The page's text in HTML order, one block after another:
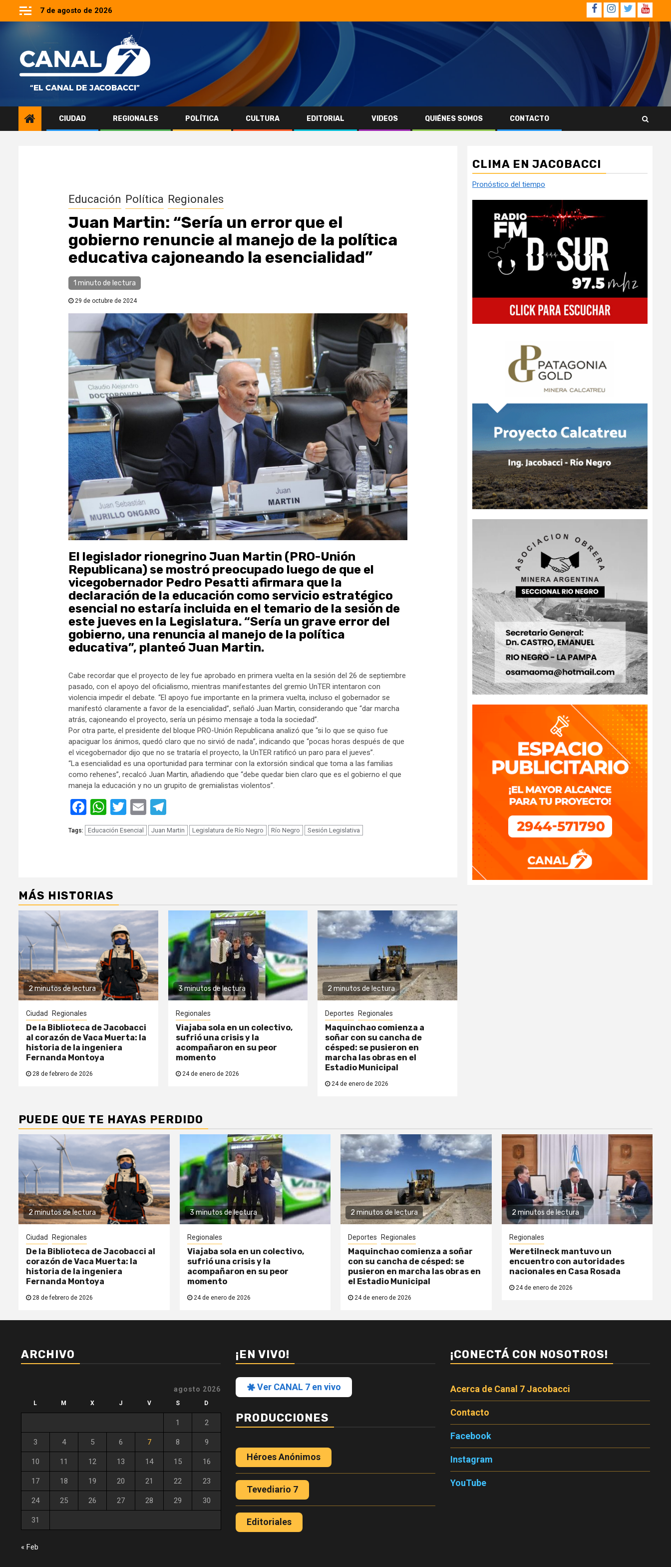
7 de agosto de 2026 Facebook
Instagram
Twitter
CIUDAD REGIONALES POLÍTICA CULTURA EDITORIAL VIDEOS QUIÉNES SOMOS CONTACTO
Educación Política Regionales
Juan Martin: “Sería un error que el
gobierno renuncie al manejo de la política
educativa cajoneando la esencialidad”
1 minuto de lectura
29 de octubre de 2024
El legislador rionegrino Juan Martin (PRO-Unión
Republicana) se mostró preocupado luego de que el
vicegobernador Pedro Pesatti afirmara que la
declaración de la educación como servicio estratégico
esencial no estaría incluida en el temario de la sesión de
este jueves en la Legislatura. “Sería un grave error del
gobierno, una renuncia al manejo de la política
educativa”, planteó Juan Martin.
Cabe recordar que el proyecto de ley fue aprobado en primera vuelta en la sesión del 26 de septiembre
pasado, con el apoyo del oficialismo, mientras manifestantes del gremio UnTER intentaron con
violencia impedir el debate. “El apoyo fue importante en la primera vuelta, incluso el gobernador se
manifestó claramente a favor de la esencialidad”, señaló Juan Martin, considerando que “dar marcha
atrás, cajoneando el proyecto, sería un pésimo mensaje a toda la sociedad”.
Por otra parte, el presidente del bloque PRO-Unión Republicana analizó que “si lo que se quiso fue
apaciguar los ánimos, quedó claro que no sirvió de nada”, indicando que “pocas horas después de que
el vicegobernador dijo que no se trataría el proyecto, la UnTER ratificó un paro para el jueves”.
“La esencialidad es una oportunidad para terminar con la extorsión sindical que toma a las familias
como rehenes”, recalcó Juan Martin, añadiendo que “debe quedar bien claro que es el gobierno el que
maneja la educación y no un grupito de gremialistas violentos”.
Facebook
WhatsApp
Twitter
Email
Tags: Educación Esencial Juan Martin Legislatura de Río Negro Río Negro Sesión Legislativa
MÁS HISTORIAS
2 minutos de lectura
Ciudad Regionales
De la Biblioteca de Jacobacci
al corazón de Vaca Muerta: la
historia de la ingeniera
Fernanda Montoya
28 de febrero de 2026
3 minutos de lectura
Regionales
Viajaba sola en un colectivo,
sufrió una crisis y la
acompañaron en su peor
momento
24 de enero de 2026
2 minutos de lectura
Deportes Regionales
Maquinchao comienza a
soñar con su cancha de
césped: se pusieron en
marcha las obras en el
Estadio Municipal
24 de enero de 2026
CLIMA EN JACOBACCI
Pronóstico del tiempo
PUEDE QUE TE HAYAS PERDIDO
2 minutos de lectura
Ciudad Regionales
De la Biblioteca de Jacobacci al
corazón de Vaca Muerta: la
historia de la ingeniera
Fernanda Montoya
28 de febrero de 2026
3 minutos de lectura
Regionales
Viajaba sola en un colectivo,
sufrió una crisis y la
acompañaron en su peor
momento
24 de enero de 2026
2 minutos de lectura
Deportes Regionales
Maquinchao comienza a soñar
con su cancha de césped: se
pusieron en marcha las obras en
el Estadio Municipal
24 de enero de 2026
2 minutos de lectura
Regionales
Weretilneck mantuvo un
encuentro con autoridades
nacionales en Casa Rosada
24 de enero de 2026
ARCHIVO
agosto 2026
L M X J V S D
1 2
3 4 5 6 7 8 9
10 11 12 13 14 15 16
17 18 19 20 21 22 23
24 25 26 27 28 29 30
31
« Feb
¡EN VIVO!
Ver CANAL 7 en vivo
PRODUCCIONES
Héroes Anónimos
Tevediario 7
Editoriales
¡CONECTÁ CON NOSOTROS!
Acerca de Canal 7 Jacobacci
Contacto
Facebook
Instagram
YouTube